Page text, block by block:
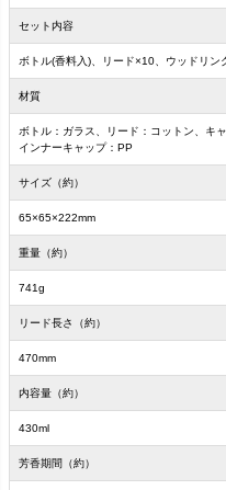
セット内容
ボトル(香料入)、リード×10、ウッドリン
材質
ボトル：ガラス、リード：コットン、キ
インナーキャップ：PP
サイズ（約）
65×65×222mm
重量（約）
741g
リード長さ（約）
470mm
内容量（約）
430ml
芳香期間（約）